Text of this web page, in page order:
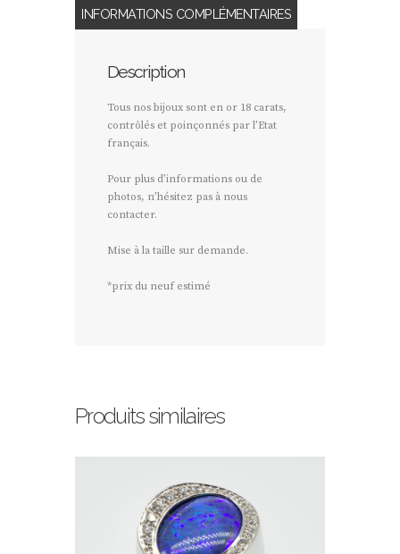
INFORMATIONS COMPLÉMENTAIRES
Description
Tous nos bijoux sont en or 18 carats,
contrôlés et poinçonnés par l’Etat
français.
Pour plus d’informations ou de
photos, n’hésitez pas à nous
contacter.
Mise à la taille sur demande.
*prix du neuf estimé
Produits similaires